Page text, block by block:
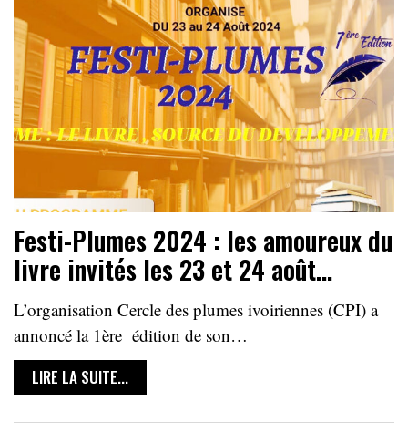
Festi-Plumes 2024 : les amoureux du
livre invités les 23 et 24 août…
L’organisation Cercle des plumes ivoiriennes (CPI) a
annoncé la 1ère édition de son…
LIRE LA SUITE...